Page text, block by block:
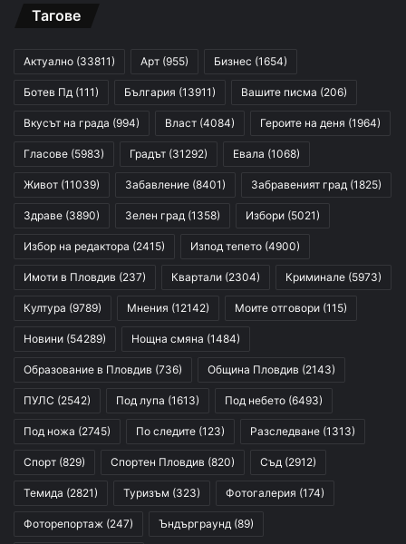
Тагове
Актуално (33811) Арт (955) Бизнес (1654)
Ботев Пд (111) България (13911) Вашите писма (206)
Вкусът на града (994) Власт (4084) Героите на деня (1964)
Гласове (5983) Градът (31292) Евала (1068)
Живот (11039) Забавление (8401) Забравеният град (1825)
Здраве (3890) Зелен град (1358) Избори (5021)
Избор на редактора (2415) Изпод тепето (4900)
Имоти в Пловдив (237) Квартали (2304) Криминале (5973)
Култура (9789) Мнения (12142) Моите отговори (115)
Новини (54289) Нощна смяна (1484)
Образование в Пловдив (736) Община Пловдив (2143)
ПУЛС (2542) Под лупа (1613) Под небето (6493)
Под ножа (2745) По следите (123) Разследване (1313)
Спорт (829) Спортен Пловдив (820) Съд (2912)
Темида (2821) Туризъм (323) Фотогалерия (174)
Фоторепортаж (247) Ъндърграунд (89)